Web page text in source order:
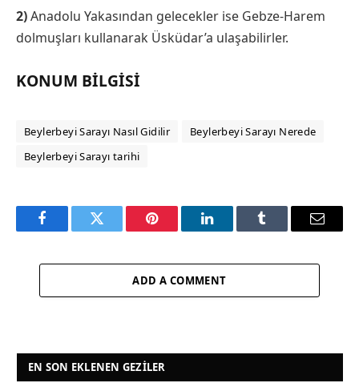
2)Anadolu Yakasından gelecekler ise Gebze-Harem
dolmuşları kullanarak Üsküdar’a ulaşabilirler.
KONUM BILGISI
Beylerbeyi Sarayı Nasıl Gidilir
Beylerbeyi Sarayı Nerede
Beylerbeyi Sarayı tarihi
FacebookTwitter Pinterest LinkedInTumblr Email
ADD A COMMENT
EN SON EKLENEN GEZILER